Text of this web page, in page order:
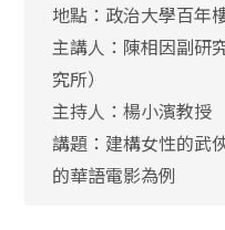
地點：政治大學百年
主講人：陳相因副研
究所）
主持人：楊小濱教授
講題：建構女性的武
的華語電影為例